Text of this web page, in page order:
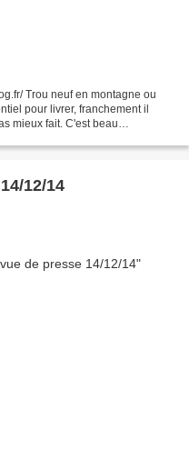
Trou neuf en montagne ou
pour livrer, franchement il
mieux fait. C'est beau
12/14